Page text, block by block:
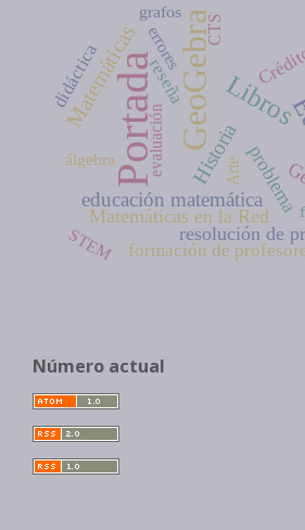
PortadaGeoGebraLibros
Matemáticas
educación matemática
Historia
Matemáticas en la Red
resolución de
problema
reseña
formación de
didáctica
STEM
álgebra
errores
evaluación Arte
CTS
grafos
Número actual